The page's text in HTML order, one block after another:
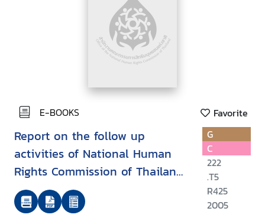
E-BOOKS Favorite
Report on the follow up
activities of National Human
Rights Commission of Thailand
on the APF-Brookings/Bern
project on internally displaced
G
C
222
.T5
R425
2005